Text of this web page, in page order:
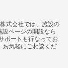
式会社では、施設の
ページの開設なら
ポートも行なってお
お気軽にご相談くだ